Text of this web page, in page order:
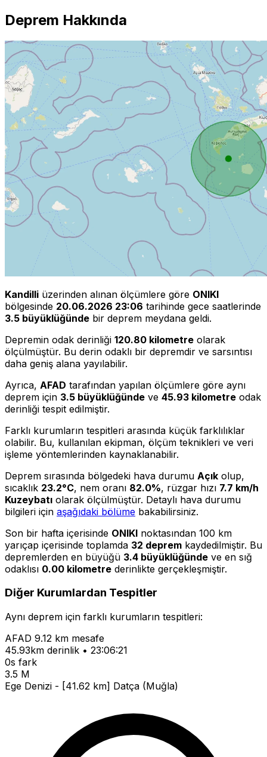
Deprem Hakkında
Kandilli üzerinden alınan ölçümlere göre ONIKI
bölgesinde 20.06.2026 23:06 tarihinde gece saatlerinde
3.5 büyüklüğünde bir deprem meydana geldi.
Depremin odak derinliği 120.80 kilometre olarak
ölçülmüştür. Bu derin odaklı bir depremdir ve sarsıntısı
daha geniş alana yayılabilir.
Ayrıca, AFAD tarafından yapılan ölçümlere göre aynı
deprem için 3.5 büyüklüğünde ve 45.93 kilometre odak
derinliği tespit edilmiştir.
Farklı kurumların tespitleri arasında küçük farklılıklar
olabilir. Bu, kullanılan ekipman, ölçüm teknikleri ve veri
işleme yöntemlerinden kaynaklanabilir.
Deprem sırasında bölgedeki hava durumu Açık olup,
sıcaklık 23.2°C, nem oranı 82.0%, rüzgar hızı 7.7 km/h
Kuzeybatı olarak ölçülmüştür. Detaylı hava durumu
bilgileri için aşağıdaki bölüme bakabilirsiniz.
Son bir hafta içerisinde ONIKI noktasından 100 km
yarıçap içerisinde toplamda 32 deprem kaydedilmiştir. Bu
depremlerden en büyüğü 3.4 büyüklüğünde ve en sığ
odaklısı 0.00 kilometre derinlikte gerçekleşmiştir.
Diğer Kurumlardan Tespitler
Aynı deprem için farklı kurumların tespitleri:
AFAD 9.12 km mesafe
45.93km derinlik • 23:06:21
0s fark
3.5 M
Ege Denizi - [41.62 km] Datça (Muğla)